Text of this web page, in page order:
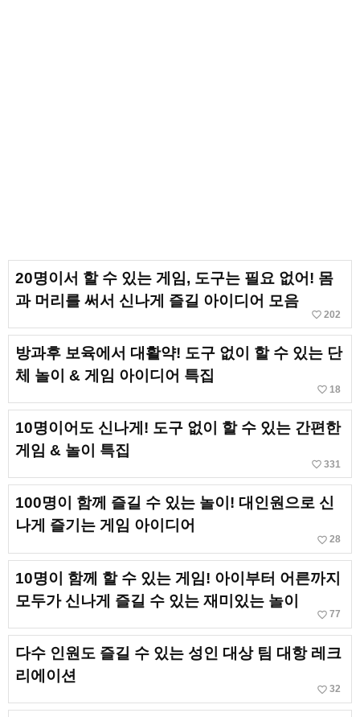
20명이서 할 수 있는 게임, 도구는 필요 없어! 몸
과 머리를 써서 신나게 즐길 아이디어 모음
favorite_border 202
방과후 보육에서 대활약! 도구 없이 할 수 있는 단
체 놀이 & 게임 아이디어 특집
favorite_border 18
10명이어도 신나게! 도구 없이 할 수 있는 간편한
게임 & 놀이 특집
favorite_border 331
100명이 함께 즐길 수 있는 놀이! 대인원으로 신
나게 즐기는 게임 아이디어
favorite_border 28
10명이 함께 할 수 있는 게임! 아이부터 어른까지
모두가 신나게 즐길 수 있는 재미있는 놀이
favorite_border 77
다수 인원도 즐길 수 있는 성인 대상 팀 대항 레크
리에이션
favorite_border 32